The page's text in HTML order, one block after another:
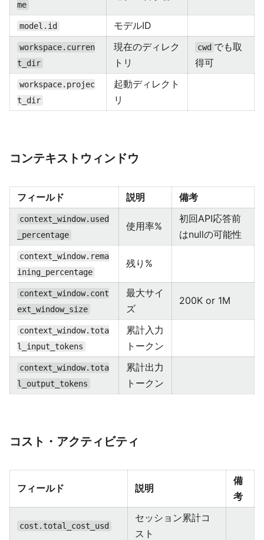
me
model.id モデルID
workspace.curren
t_dir
現在のディレク
トリ
cwd でも取
得可
workspace.projec
t_dir
起動ディレクト
リ
コンテキストウィンドウ
フィールド 説明 備考
context_window.used
_percentage
使用率%
初回API応答前
はnullの可能性
context_window.rema
ining_percentage
残り%
context_window.cont
ext_window_size
最大サイ
ズ
200K or 1M
context_window.tota
l_input_tokens
累計入力
トークン
context_window.tota
l_output_tokens
累計出力
トークン
コスト・アクティビティ
フィールド 説明
備
考
cost.total_cost_usd
セッション累計コ
スト